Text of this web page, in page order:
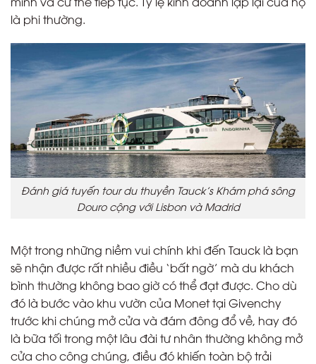
là phi thường.
Đánh giá tuyến tour du thuyền Tauck’s Khám phá sông
Douro cộng với Lisbon và Madrid
Một trong những niềm vui chính khi đến Tauck là bạn
sẽ nhận được rất nhiều điều ‘bất ngờ’ mà du khách
bình thường không bao giờ có thể đạt được. Cho dù
đó là bước vào khu vườn của Monet tại Givenchy
trước khi chúng mở cửa và đám đông đổ về, hay đó
là bữa tối trong một lâu đài tư nhân thường không mở
cửa cho công chúng, điều đó khiến toàn bộ trải